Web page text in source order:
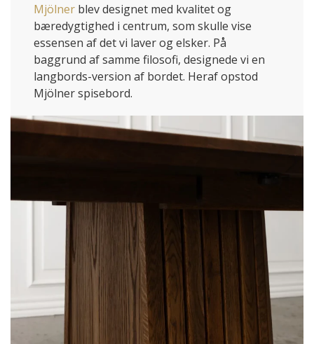
Mjölner blev designet med kvalitet og
bæredygtighed i centrum, som skulle vise
essensen af det vi laver og elsker. På
baggrund af samme filosofi, designede vi en
langbords-version af bordet. Heraf opstod
Mjölner spisebord.